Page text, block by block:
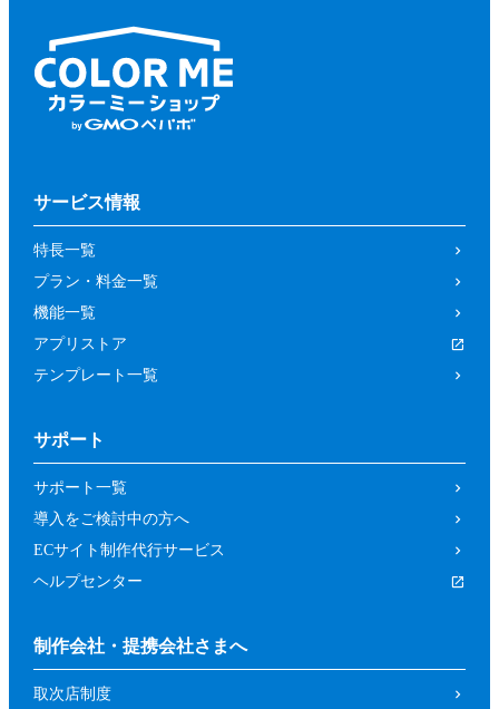
サービス情報
特長一覧
プラン・料金一覧
機能一覧
アプリストア
テンプレート一覧
サポート
サポート一覧
導入をご検討中の方へ
ECサイト制作代行サービス
ヘルプセンター
制作会社・提携会社さまへ
取次店制度